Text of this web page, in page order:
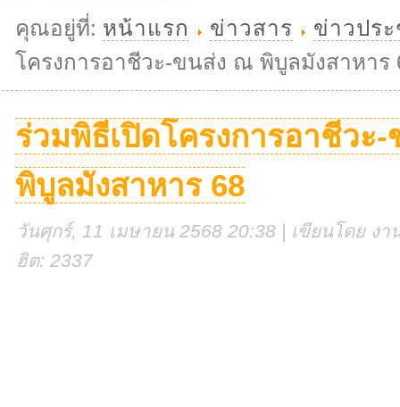
คุณอยู่ที่: หน้าแรก ข่าวสาร
ข่าวปร
โครงการอาชีวะ-ขนส่ง ณ พิบูลมังสาหาร
ร่วมพิธีเปิดโครงการอาชีวะ
พิบูลมังสาหาร 68
วันศุกร์, 11 เมษายน 2568 20:38 | เขียนโดย ง
ฮิต: 2337